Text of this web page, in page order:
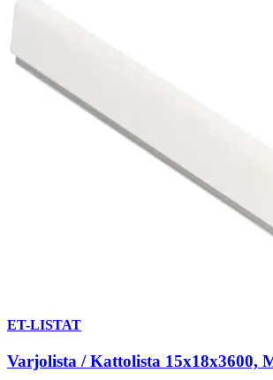
ET-LISTAT
Varjolista / Kattolista 15x18x3600,